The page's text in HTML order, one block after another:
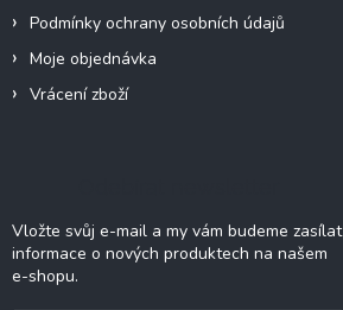
s
Podmínky ochrany osobních údajů
Moje objednávka
Vrácení zboží
Vložte svůj e-mail a my vám budeme zasílat
informace o nových produktech na našem
e-shopu.